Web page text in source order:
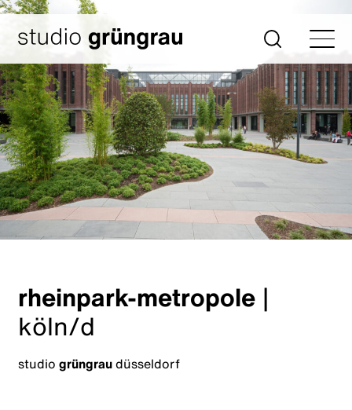
Zum
Inhalt
springen
Startseite Suche
rheinpark-metropole|
köln/d
studio grüngraudüsseldorf